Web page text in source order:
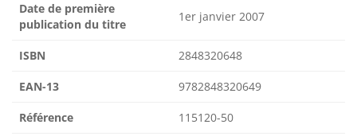
Date de première
publication du titre
1er janvier 2007
ISBN 2848320648
EAN-13 9782848320649
Référence 115120-50